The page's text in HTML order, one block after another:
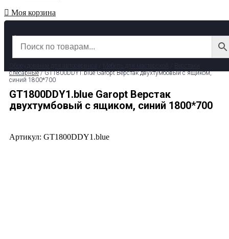
Моя корзина
✆ 8 (800) 511-39-29
слесарные/ GT1800DDY1.blue Garopt Верстак двухтумбовый с ящиком,
синий 1800*700
GT1800DDY1.blue Garopt Верстак
двухтумбовый с ящиком, синий 1800*700
Артикул: GT1800DDY1.blue